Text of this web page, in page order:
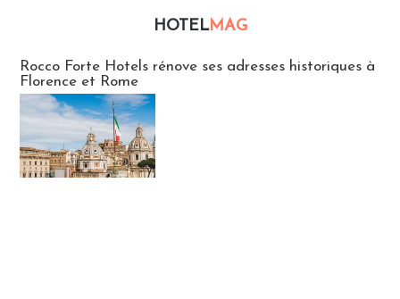
HOTELMAG
Rocco Forte Hotels rénove ses adresses historiques à
Florence et Rome